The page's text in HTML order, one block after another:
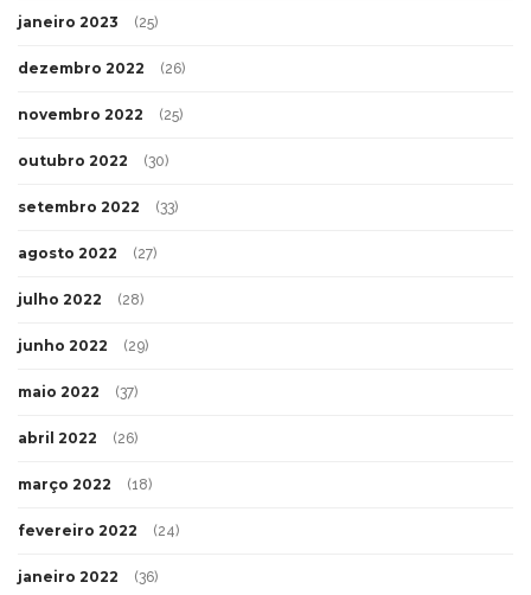
janeiro 2023 (25)
dezembro 2022 (26)
novembro 2022 (25)
outubro 2022 (30)
setembro 2022 (33)
agosto 2022 (27)
julho 2022 (28)
junho 2022 (29)
maio 2022 (37)
abril 2022 (26)
março 2022 (18)
fevereiro 2022 (24)
janeiro 2022 (36)